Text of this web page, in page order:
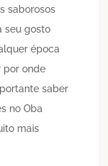
saborosos
seu gosto
época
por onde
saber
no Oba
mais